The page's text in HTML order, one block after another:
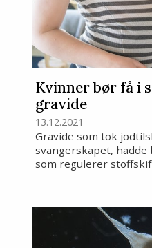
Kvinner bør få i
gravide
13.12.2021
Gravide som tok
svangerskapet,
som regulerer